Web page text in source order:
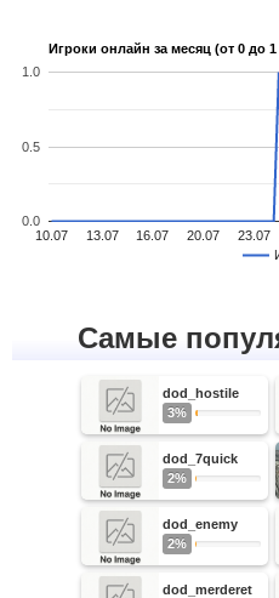
Игроки онлайн за месяц (от 0 до
10.07 13.07 16.07 20.07 23.07
0.0
0.5
1.0
Самые
dod_hostile
3%
dod_7quick
2%
dod_enemy
2%
dod_merderet